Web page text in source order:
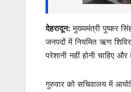
देहरादून: मुख्यमंत्री पुष्कर
जनपदों में नियमित ऋण
परेशानी नहीं होनी
गुरुवार को सचिवालय में